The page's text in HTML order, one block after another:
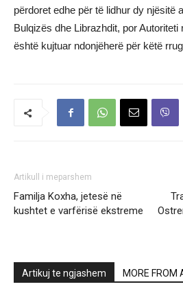
përdoret edhe për të lidhur dy njësitë
Bulqizës dhe Librazhdit, por Autoriteti
është kujtuar ndonjëherë për këtë
Artikull i meparshem
Familja Koxha, jetesë në
kushtet e varfërisë ekstreme
Artikuj te ngjashem MORE FROM